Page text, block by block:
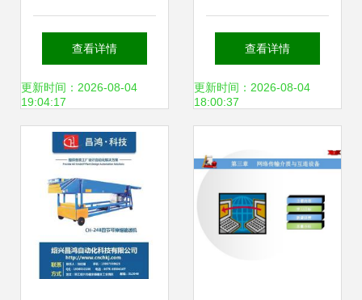
接点信号采集模块
实现高效信号传输
的智能网桥方案
查看详情
更新时间：2026-08-04
19:04:17
SDH光传输设备 核
心特性与网络价值
查看详情
更新时间：2026-08-04
18:00:37